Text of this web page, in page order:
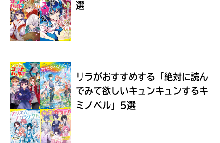
Loading...
選
リラがおすすめする 「絶対に読ん
でみて欲しいキュンキュンするキ
ミノベル」5選